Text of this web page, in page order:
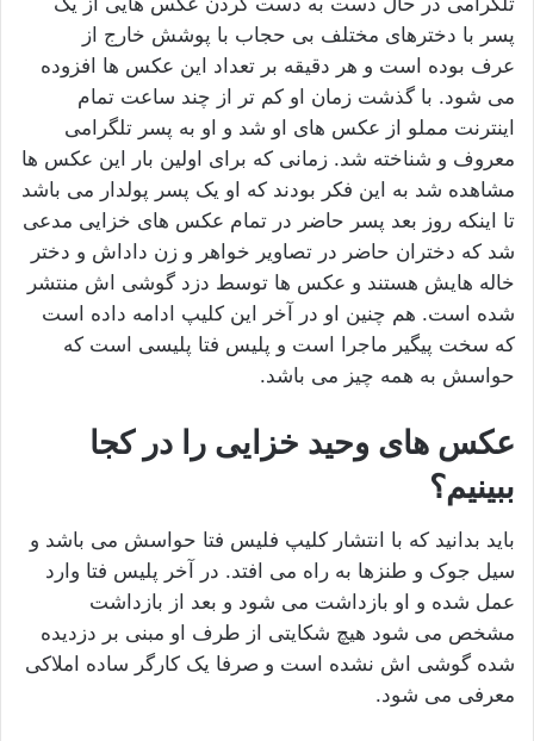
پسر با دخترهای مختلف بی حجاب با پوشش خارج از
عرف بوده است و هر دقیقه بر تعداد این عکس ها افزوده
می شود. با گذشت زمان او کم تر از چند ساعت تمام
اینترنت مملو از عکس های او شد و او به پسر تلگرامی
معروف و شناخته شد. زمانی که برای اولین بار این عکس ها
مشاهده شد به این فکر بودند که او یک پسر پولدار می باشد
تا اینکه روز بعد پسر حاضر در تمام عکس های خزایی مدعی
شد که دختران حاضر در تصاویر خواهر و زن داداش و دختر
خاله هایش هستند و عکس ها توسط دزد گوشی اش منتشر
شده است. هم چنین او در آخر این کلیپ ادامه داده است
که سخت پیگیر ماجرا است و پلیس فتا پلیسی است که
حواسش به همه چیز می باشد.
عکس های وحید خزایی را در کجا
ببینیم؟
باید بدانید که با انتشار کلیپ فلیس فتا حواسش می باشد و
سیل جوک و طنزها به راه می افتد. در آخر پلیس فتا وارد
عمل شده و او بازداشت می شود و بعد از بازداشت
مشخص می شود هیچ شکایتی از طرف او مبنی بر دزدیده
شده گوشی اش نشده است و صرفا یک کارگر ساده املاکی
معرفی می شود.